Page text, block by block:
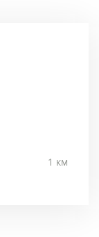
1 км